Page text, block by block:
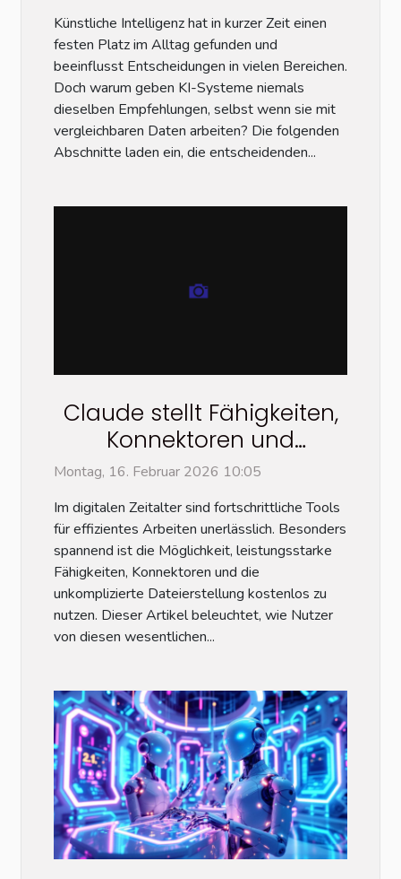
Künstliche Intelligenz hat in kurzer Zeit einen
festen Platz im Alltag gefunden und
beeinflusst Entscheidungen in vielen Bereichen.
Doch warum geben KI-Systeme niemals
dieselben Empfehlungen, selbst wenn sie mit
vergleichbaren Daten arbeiten? Die folgenden
Abschnitte laden ein, die entscheidenden...
Claude stellt Fähigkeiten,
Konnektoren und
Dateierstellung kostenlos
zur Verfügung
Montag, 16. Februar 2026 10:05
Im digitalen Zeitalter sind fortschrittliche Tools
für effizientes Arbeiten unerlässlich. Besonders
spannend ist die Möglichkeit, leistungsstarke
Fähigkeiten, Konnektoren und die
unkomplizierte Dateierstellung kostenlos zu
nutzen. Dieser Artikel beleuchtet, wie Nutzer
von diesen wesentlichen...